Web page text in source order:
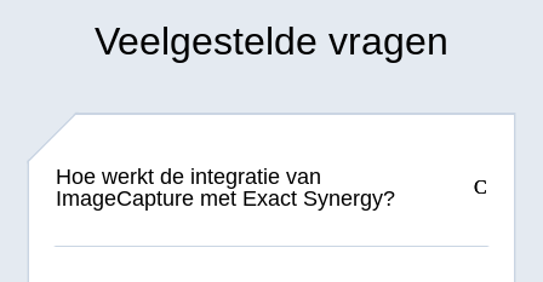
Veelgestelde vragen
Hoe werkt de integratie van
ImageCapture met Exact Synergy?